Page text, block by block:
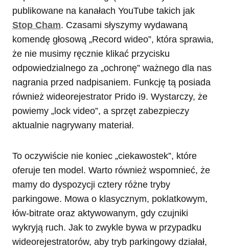
publikowane na kanałach YouTube takich jak
Stop Cham. Czasami słyszymy wydawaną
komendę głosową „Record wideo”, która sprawia,
że nie musimy ręcznie klikać przycisku
odpowiedzialnego za „ochronę” ważnego dla nas
nagrania przed nadpisaniem. Funkcję tą posiada
również wideorejestrator Prido i9. Wystarczy, że
powiemy „lock video”, a sprzęt zabezpieczy
aktualnie nagrywany materiał.
To oczywiście nie koniec „ciekawostek”, które
oferuje ten model. Warto również wspomnieć, że
mamy do dyspozycji cztery różne tryby
parkingowe. Mowa o klasycznym, poklatkowym,
łów-bitrate oraz aktywowanym, gdy czujniki
wykryją ruch. Jak to zwykle bywa w przypadku
wideorejestratorów, aby tryb parkingowy działał,